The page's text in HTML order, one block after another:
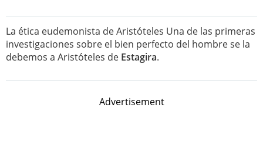
La ética eudemonista de Aristóteles Una de las primeras
investigaciones sobre el bien perfecto del hombre se la
debemos a Aristóteles de Estagira.
Advertisement